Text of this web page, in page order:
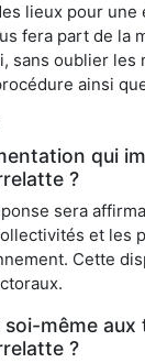
lieux pour une
fera part de la
sans oublier les
ainsi
qui
?
sera
et les
Cette
même aux
?